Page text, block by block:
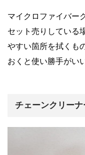
マイクロファイバー
セット売りしている
やすい箇所を拭くも
おくと使い勝手がい
チェーンクリーナ